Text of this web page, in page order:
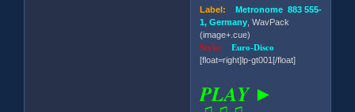
Label: Metronome 883 555-
1, Germany , WavPack
(image+.cue)
Style:Euro-Disco
[float=right]lp-gt001[/float]
PLAY ►